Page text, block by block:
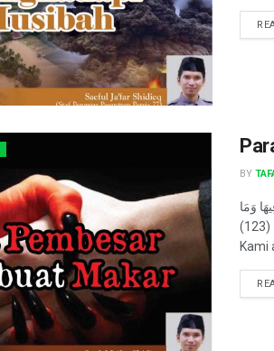
BY
وَمَا
يَمْكُرُونَ إِلَّا بِأَنْفُسِهِمْ وَمَا يَشْعُرُونَ (123) Dan demikianlah
Kami